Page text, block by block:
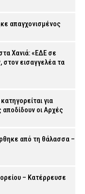
απαγχονισμένος
Χανιά: «ΕΔΕ σε
εισαγγελέα τα
για
οι Αρχές
από τη θάλασσα –
– Κατέρρευσε